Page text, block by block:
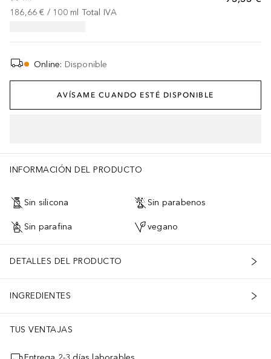
186,66 € / 100 ml Total IVA
Online: Disponible
AVÍSAME CUANDO ESTÉ DISPONIBLE
INFORMACIÓN DEL PRODUCTO
Sin silicona Sin parabenos
Sin parafina vegano
DETALLES DEL PRODUCTO
INGREDIENTES
TUS VENTAJAS